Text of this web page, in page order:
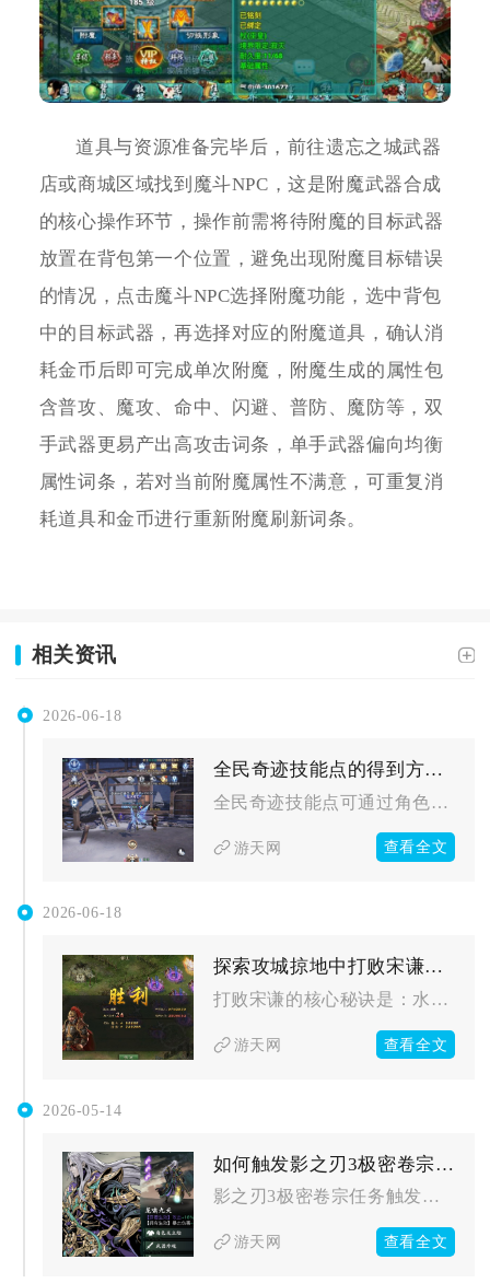
道具与资源准备完毕后，前往遗忘之城武器
店或商城区域找到魔斗NPC，这是附魔武器合成
的核心操作环节，操作前需将待附魔的目标武器
放置在背包第一个位置，避免出现附魔目标错误
的情况，点击魔斗NPC选择附魔功能，选中背包
中的目标武器，再选择对应的附魔道具，确认消
耗金币后即可完成单次附魔，附魔生成的属性包
含普攻、魔攻、命中、闪避、普防、魔防等，双
手武器更易产出高攻击词条，单手武器偏向均衡
属性词条，若对当前附魔属性不满意，可重复消
耗道具和金币进行重新附魔刷新词条。
相关资讯
2026-06-18
全民奇迹技能点的得到方法有哪些
全民奇迹技能点可通过角色升级、完成各类任务、参与限时活动、挑...
游天网 查看全文
2026-06-18
探索攻城掠地中打败宋谦的秘诀有什么
打败宋谦的核心秘诀是：水域地形适配武将+合理排将+精准战法释...
游天网 查看全文
2026-05-14
如何触发影之刃3极密卷宗任务
影之刃3极密卷宗任务触发需满足等级前置、完成指定支线对话并解...
游天网 查看全文